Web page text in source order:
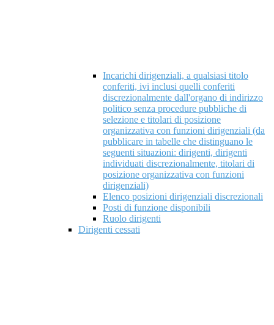
Incarichi dirigenziali, a qualsiasi titolo
conferiti, ivi inclusi quelli conferiti
discrezionalmente dall'organo di indirizzo
politico senza procedure pubbliche di
selezione e titolari di posizione
organizzativa con funzioni dirigenziali (da
pubblicare in tabelle che distinguano le
seguenti situazioni: dirigenti, dirigenti
individuati discrezionalmente, titolari di
posizione organizzativa con funzioni
dirigenziali)
Elenco posizioni dirigenziali discrezionali
Posti di funzione disponibili
Ruolo dirigenti
Dirigenti cessati